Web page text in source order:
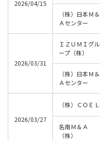
2026/04/15
（株）日本Ｍ＆
Ａセンター
2026/03/31
ＩＺＵＭＩグル
ープ（株）
（株）日本Ｍ＆
Ａセンター
2026/03/27
（株）ＣＯＥＬ
名南Ｍ＆Ａ
（株）